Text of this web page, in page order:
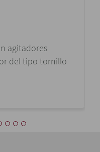
agitadores
del tipo tornillo